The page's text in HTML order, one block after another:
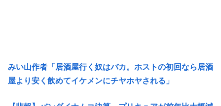
みい山作者「居酒屋行く奴はバカ。ホストの初回なら居酒
屋より安く飲めてイケメンにチヤホヤされる」